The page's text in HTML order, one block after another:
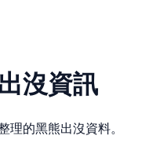
出沒資訊
的黑熊出沒資料。